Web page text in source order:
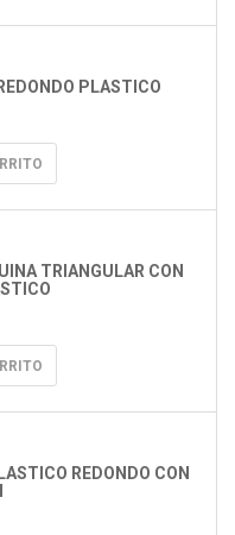
PLASTICO
TRIANGULAR CON
REDONDO CON